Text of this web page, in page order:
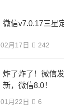
微信v7.0.17三星
02月17日 242
炸了炸了！微信
新，微信8.0！
01月22日 6